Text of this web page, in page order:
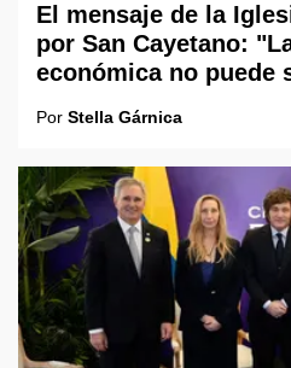
El mensaje de la
por San Cayetano:
económica no puede
Por Stella Gárnica